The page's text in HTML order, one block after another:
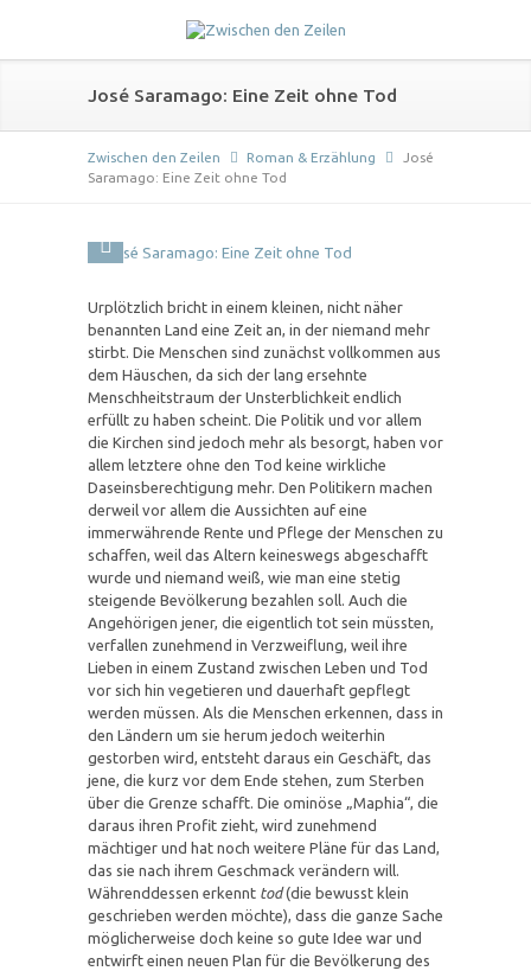
José Saramago: Eine Zeit ohne Tod
Zwischen den Zeilen Roman & Erzählung
José
Saramago: Eine Zeit ohne Tod
Urplötzlich bricht in einem kleinen, nicht näher
benannten Land eine Zeit an, in der niemand mehr
stirbt. Die Menschen sind zunächst vollkommen aus
dem Häuschen, da sich der lang ersehnte
Menschheitstraum der Unsterblichkeit endlich
erfüllt zu haben scheint. Die Politik und vor allem
die Kirchen sind jedoch mehr als besorgt, haben vor
allem letztere ohne den Tod keine wirkliche
Daseinsberechtigung mehr. Den Politikern machen
derweil vor allem die Aussichten auf eine
immerwährende Rente und Pflege der Menschen zu
schaffen, weil das Altern keineswegs abgeschafft
wurde und niemand weiß, wie man eine stetig
steigende Bevölkerung bezahlen soll. Auch die
Angehörigen jener, die eigentlich tot sein müssten,
verfallen zunehmend in Verzweiflung, weil ihre
Lieben in einem Zustand zwischen Leben und Tod
vor sich hin vegetieren und dauerhaft gepflegt
werden müssen. Als die Menschen erkennen, dass in
den Ländern um sie herum jedoch weiterhin
gestorben wird, entsteht daraus ein Geschäft, das
jene, die kurz vor dem Ende stehen, zum Sterben
über die Grenze schafft. Die ominöse „Maphia“, die
daraus ihren Profit zieht, wird zunehmend
mächtiger und hat noch weitere Pläne für das Land,
das sie nach ihrem Geschmack verändern will.
Währenddessen erkennt tod(die bewusst klein
geschrieben werden möchte), dass die ganze Sache
möglicherweise doch keine so gute Idee war und
entwirft einen neuen Plan für die Bevölkerung des